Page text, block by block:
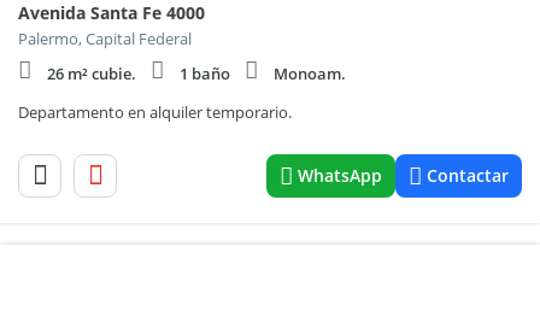
Avenida Santa Fe 4000
Palermo, Capital Federal
26 m² cubie.
1 baño
Monoam.
Departamento en alquiler temporario.
WhatsApp Contactar